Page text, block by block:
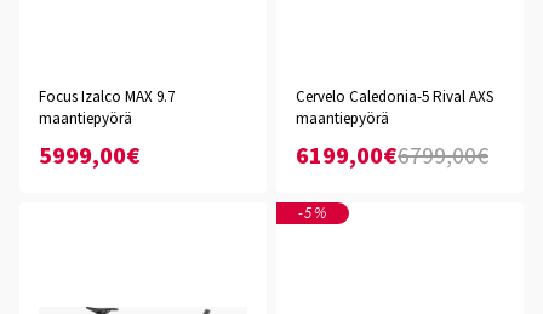
Focus Izalco MAX 9.7
maantiepyörä
5999,00€
Cervelo Caledonia-5 Rival AXS
maantiepyörä
6199,00€6799,00€
-5%